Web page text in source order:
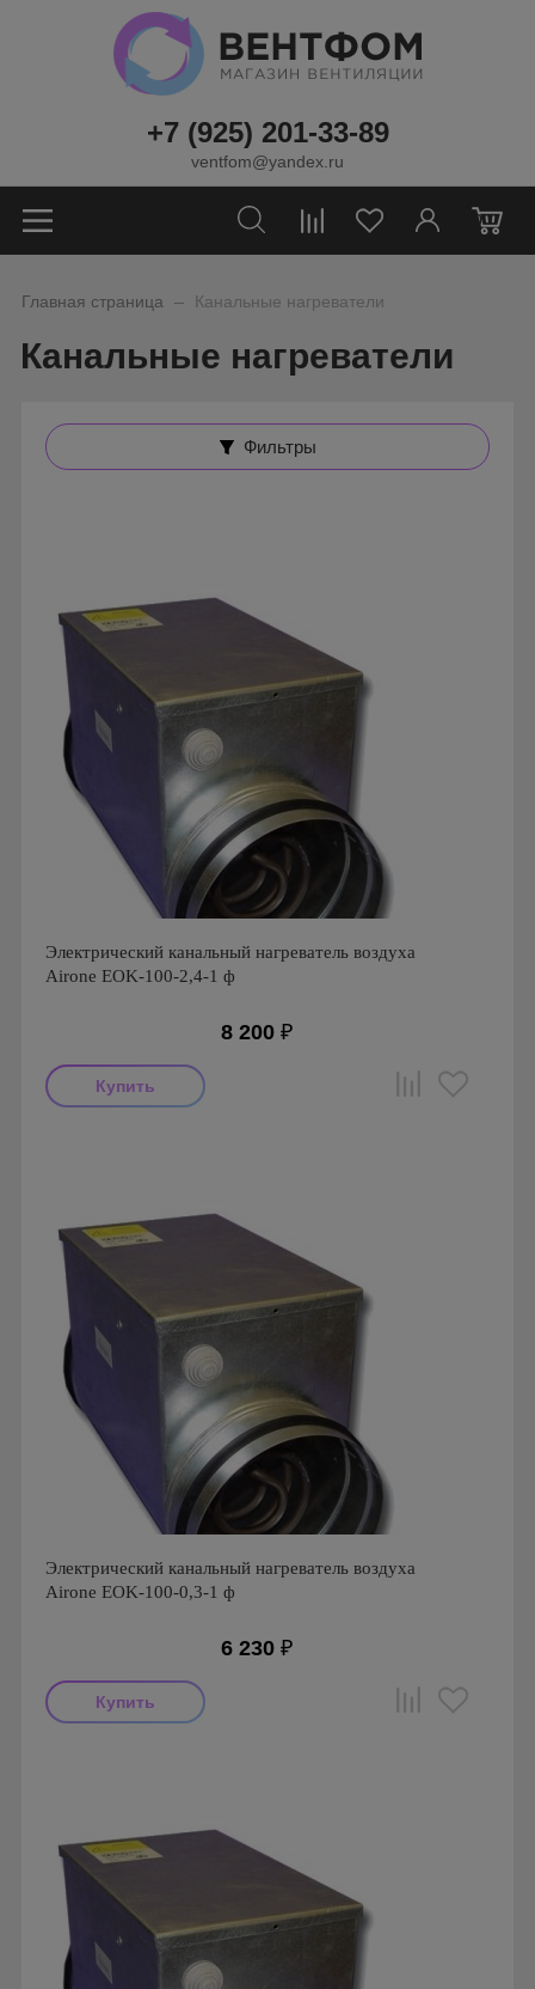
+7 (925) 201-33-89
ventfom@yandex.ru
0
Главная страница Канальные нагреватели
Канальные нагреватели
Фильтры
Электрический канальный нагреватель воздуха
Airone EOK-100-2,4-1 ф
8 200 ₽
Электрический канальный нагреватель воздуха
Airone EOK-100-0,3-1 ф
6 230 ₽